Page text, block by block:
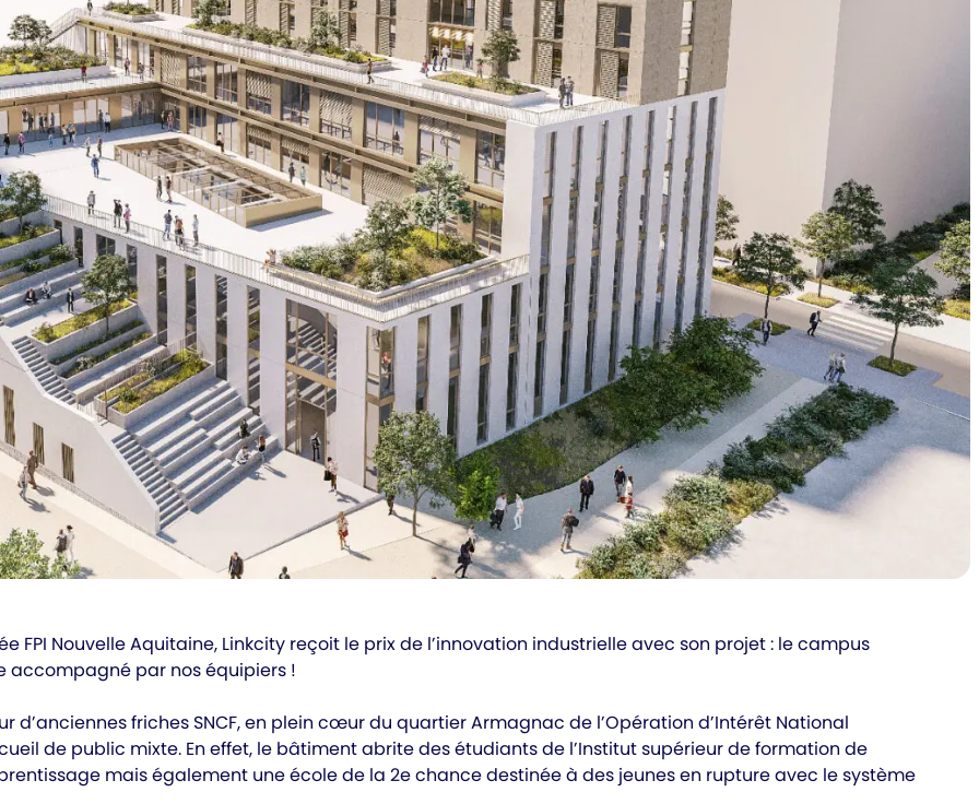
FPI Nouvelle Aquitaine, Linkcity reçoit le prix de l’innovation industrielle avec son projet : le campus
accompagné par nos équipiers !
d’anciennes friches SNCF, en plein cœur du quartier Armagnac de l’Opération d’Intérêt National
de public mixte. En effet, le bâtiment abrite des étudiants de l’Institut supérieur de formation de
mais également une école de la 2e chance destinée à des jeunes en rupture avec le système